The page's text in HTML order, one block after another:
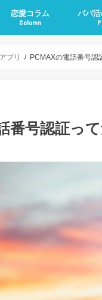
恋愛コラム
Column
パパ
プリ PCMAXの電話番号認
番号認証っ